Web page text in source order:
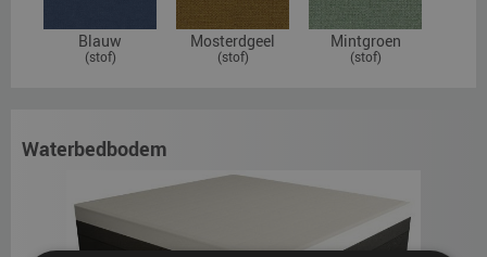
Blauw
(stof)
Mosterdgeel
(stof)
Mintgroen
(stof)
Waterbedbodem